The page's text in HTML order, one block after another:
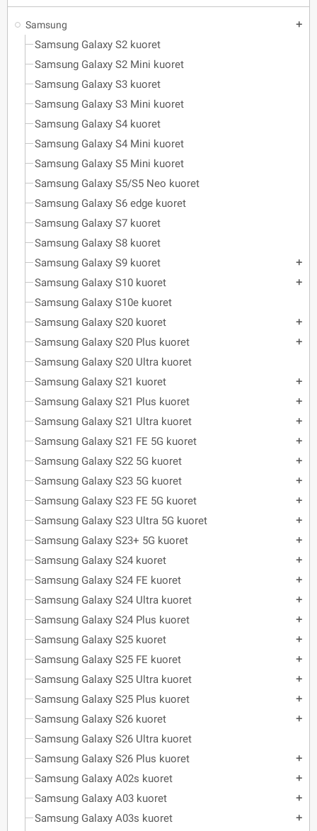
Samsung add
Samsung Galaxy S2 kuoret
Samsung Galaxy S2 Mini kuoret
Samsung Galaxy S3 kuoret
Samsung Galaxy S3 Mini kuoret
Samsung Galaxy S4 kuoret
Samsung Galaxy S4 Mini kuoret
Samsung Galaxy S5 Mini kuoret
Samsung Galaxy S5/S5 Neo kuoret
Samsung Galaxy S6 edge kuoret
Samsung Galaxy S7 kuoret
Samsung Galaxy S8 kuoret
Samsung Galaxy S9 kuoret
add
Samsung Galaxy S10 kuoret add
Samsung Galaxy S10e kuoret
Samsung Galaxy S20 kuoret
add
Samsung Galaxy S20 Plus kuoret add
Samsung Galaxy S20 Ultra kuoret
Samsung Galaxy S21 kuoret
add
Samsung Galaxy S21 Plus kuoret add
Samsung Galaxy S21 Ultra kuoret add
Samsung Galaxy S21 FE 5G kuoret add
Samsung Galaxy S22 5G kuoret add
Samsung Galaxy S23 5G kuoret add
Samsung Galaxy S23 FE 5G kuoret add
Samsung Galaxy S23 Ultra 5G kuoret add
Samsung Galaxy S23+ 5G kuoret add
Samsung Galaxy S24 kuoret add
Samsung Galaxy S24 FE kuoret add
Samsung Galaxy S24 Ultra kuoret add
Samsung Galaxy S24 Plus kuoret add
Samsung Galaxy S25 kuoret add
Samsung Galaxy S25 FE kuoret add
Samsung Galaxy S25 Ultra kuoret add
Samsung Galaxy S25 Plus kuoret add
Samsung Galaxy S26 kuoret add
Samsung Galaxy S26 Ultra kuoret
Samsung Galaxy S26 Plus kuoret
add
Samsung Galaxy A02s kuoret add
Samsung Galaxy A03 kuoret add
Samsung Galaxy A03s kuoret add